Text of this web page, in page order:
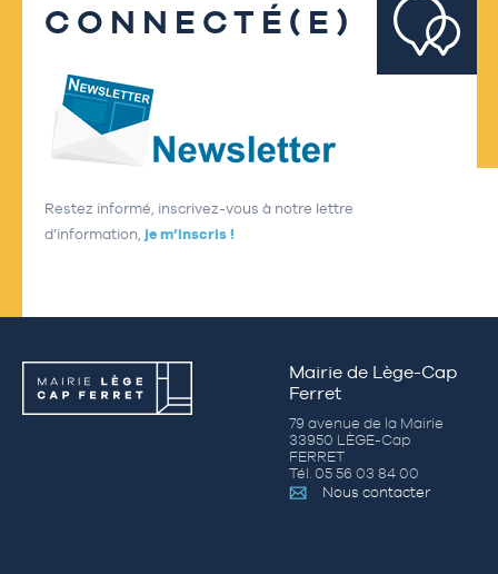
CONNECTÉ(E)
Restez informé, inscrivez-vous à notre lettre
d’information, je m’inscris !
Mairie de Lège-Cap
Ferret
79 avenue de la Mairie
33950 LÈGE-Cap
FERRET
Tél. 05 56 03 84 00
Nous contacter